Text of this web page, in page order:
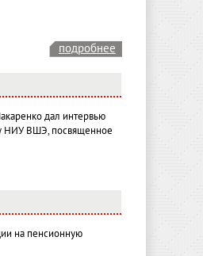
подробнее
дал интервью
НИУ ВШЭ, посвященное
на пенсионную